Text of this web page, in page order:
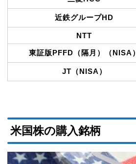
近鉄グループHD
NTT
東証版PFFD（隔月）（NISA）
JT（NISA）
米国株の購入銘柄